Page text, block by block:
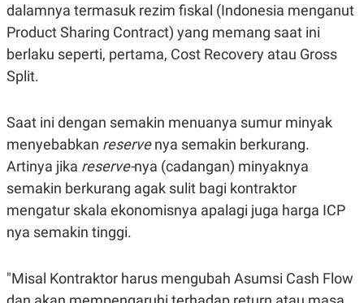
dalamnya termasuk rezim fiskal (Indonesia menganut
Product Sharing Contract) yang memang saat ini
berlaku seperti, pertama, Cost Recovery atau Gross
Split.
Saat ini dengan semakin menuanya sumur minyak
menyebabkan reservenya semakin berkurang.
Artinya jika reserve-nya (cadangan) minyaknya
semakin berkurang agak sulit bagi kontraktor
mengatur skala ekonomisnya apalagi juga harga ICP
nya semakin tinggi.
"Misal Kontraktor harus mengubah Asumsi Cash Flow